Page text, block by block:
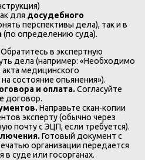
для досудебного
перспективы дела), так и в
(по определению суда).
Обратитесь в экспертную
дела (например: «Необходимо
медицинского
состояние опьянения»).
и оплата.Согласуйте
договор.
Направьте скан-копии
эксперту (обычно через
почту с ЭЦП, если требуется).
Готовый документ с
организации передается
суде или госорганах.